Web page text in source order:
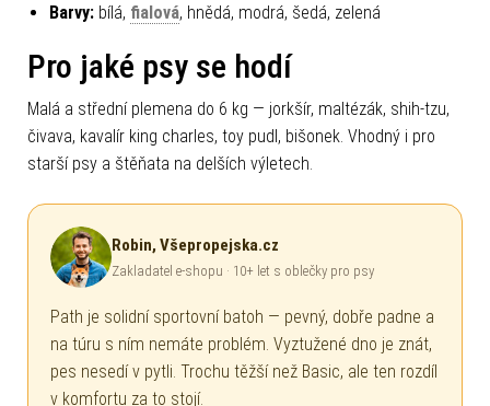
Barvy: bílá, fialová, hnědá, modrá, šedá, zelená
Pro jaké psy se hodí
Malá a střední plemena do 6 kg — jorkšír, maltézák, shih-tzu,
čivava, kavalír king charles, toy pudl, bišonek. Vhodný i pro
starší psy a štěňata na delších výletech.
Robin, Všepropejska.cz
Zakladatel e-shopu · 10+ let s oblečky pro psy
Path je solidní sportovní batoh — pevný, dobře padne a
na túru s ním nemáte problém. Vyztužené dno je znát,
pes nesedí v pytli. Trochu těžší než Basic, ale ten rozdíl
v komfortu za to stojí.